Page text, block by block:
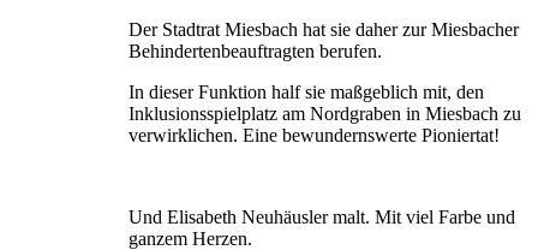
Der Stadtrat Miesbach hat sie daher zur Miesbacher
Behindertenbeauftragten berufen.
In dieser Funktion half sie maßgeblich mit, den
Inklusionsspielplatz am Nordgraben in Miesbach zu
verwirklichen. Eine bewundernswerte Pioniertat!
Und Elisabeth Neuhäusler malt. Mit viel Farbe und
ganzem Herzen.